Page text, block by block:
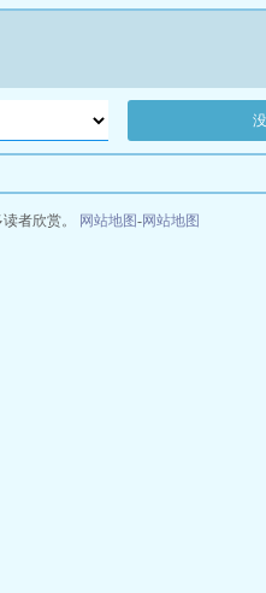
者欣赏。 网站地图-网站地图